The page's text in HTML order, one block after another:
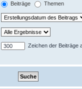
Beiträge Themen
Zeichen der Beiträge